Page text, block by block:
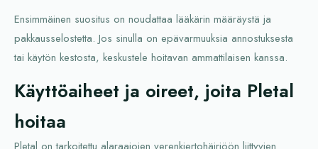
Ensimmäinen suositus on noudattaa lääkärin määräystä ja
pakkausselostetta. Jos sinulla on epävarmuuksia annostuksesta
tai käytön kestosta, keskustele hoitavan ammattilaisen kanssa.
Käyttöaiheet ja oireet, joita Pletal
hoitaa
Pletal on tarkoitettu alaraajojen verenkiertohäiriöön liittyvien